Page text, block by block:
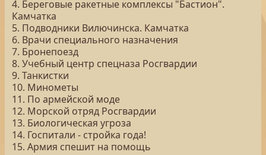
4. Береговые ракетные комплексы "Бастион".
Камчатка
5. Подводники Вилючинска. Камчатка
6. Врачи специального назначения
7. Бронепоезд
8. Учебный центр спецназа Росгвардии
9. Танкистки
10. Минометы
11. По армейской моде
12. Морской отряд Росгвардии
13. Биологическая угроза
14. Госпитали - стройка года!
15. Армия спешит на помощь